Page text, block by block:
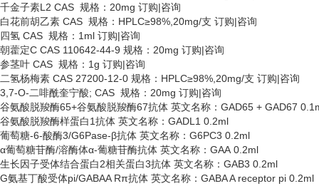
千金子素L2 CAS 规格：20mg 订购|咨询
白花前胡乙素 CAS 规格：HPLC≥98%,20mg/支 订购|咨询
四氢 CAS 规格：1ml 订购|咨询
朝藿定C CAS 110642-44-9 规格：20mg 订购|咨询
参茎叶 CAS 规格：1g 订购|咨询
二氢杨梅素 CAS 27200-12-0 规格：HPLC≥98%,20mg/支 订购|咨询
3,7-O-二啡酰奎宁酸; CAS 规格：20mg 订购|咨询
谷氨酸脱羧酶65+谷氨酸脱羧酶67抗体 英文名称：GAD65 + GAD67
谷氨酸脱羧酶样蛋白1抗体 英文名称：GADL1 0.2ml
葡萄糖-6-酸酶3/G6Pase-β抗体 英文名称：G6PC3 0.2ml
α葡萄糖苷酶/溶酶体α-葡糖苷酶抗体 英文名称：GAA 0.2ml
生长因子受体结合蛋白2相关蛋白3抗体 英文名称：GAB3 0.2ml
G氨基丁酸受体pi/GABAA Rπ抗体 英文名称：GABA A receptor pi 0.2ml